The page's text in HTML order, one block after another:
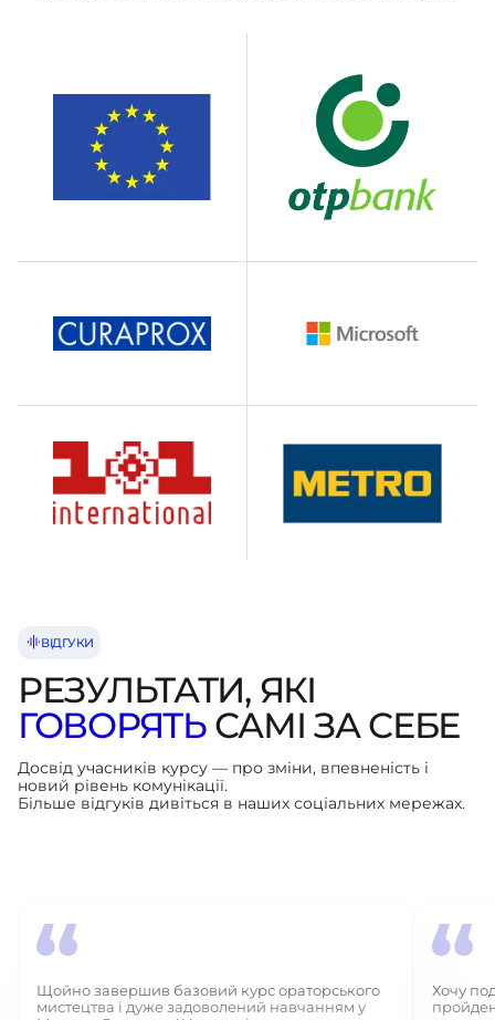
ВІДГУКИ
РЕЗУЛЬТАТИ, ЯКІ
ГОВОРЯТЬСАМІ ЗА СЕБЕ
Досвід учасників курсу — про зміни, впевненість і
новий рівень комунікації.
Більше відгуків дивіться в наших соціальних мережах.
Щойно завершив базовий курс ораторського
мистецтва і дуже задоволений навчанням у
Хочу